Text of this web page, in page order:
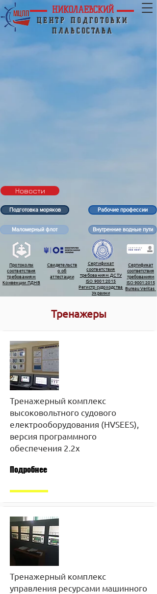
НИКОЛАЕВСКИЙ
ЦЕНТР ПОДГОТОВКИ
ПЛАВСОСТАВА
Подготовка моряков Рабочие профессии
Новости
Маломерный флот Внутренние водные пути
Протоколы
соответствия
требованиям
Конвенции ПДНВ
Сертификат
соответствия
требованиям ДСТУ
ISO 9001:2015
Регистр судоходства
Украини
Свидетельств
о об
аттестации
Сертификат
соответствия
требованиям
ISO 9001:2015
Bureau Veritas
Тренажеры
Тренажерный комплекс
высоковольтного судового
електрооборудования (HVSEES),
версия программного
обеспечения 2.2х
Подробнее
Тренажерный комплекс
управления ресурсами машинного